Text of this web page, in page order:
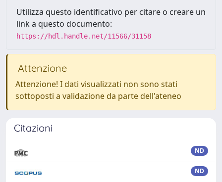
Utilizza questo identificativo per citare o creare un
link a questo documento:
https://hdl.handle.net/11566/31158
Attenzione
Attenzione! I dati visualizzati non sono stati
sottoposti a validazione da parte dell'ateneo
Citazioni
ND
ND